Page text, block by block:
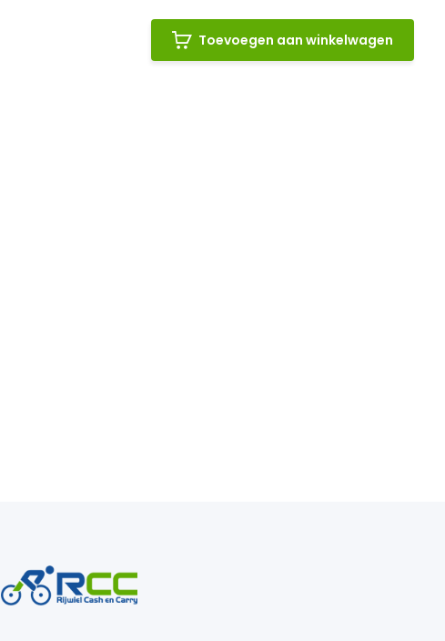
Toevoegen aan winkelwagen